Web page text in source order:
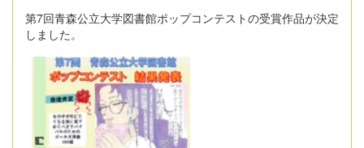
第7回青森公立大学図書館ポップコンテストの受賞作品が決定
しました。